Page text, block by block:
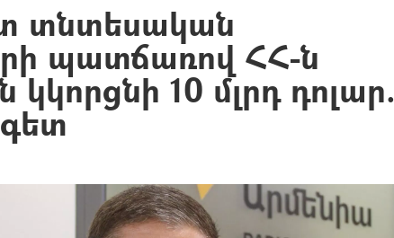
տնտեսական
պատճառով ՀՀ-ն
10 մլրդ դոլար.